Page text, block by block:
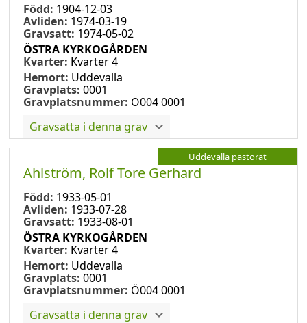
Född: 1904-12-03
Avliden: 1974-03-19
Gravsatt: 1974-05-02
ÖSTRA KYRKOGÅRDEN
Kvarter: Kvarter 4
Hemort: Uddevalla
Gravplats: 0001
Gravplatsnummer: Ö004 0001
Gravsatta i denna grav
Uddevalla pastorat
Ahlström, Rolf Tore Gerhard
Född: 1933-05-01
Avliden: 1933-07-28
Gravsatt: 1933-08-01
ÖSTRA KYRKOGÅRDEN
Kvarter: Kvarter 4
Hemort: Uddevalla
Gravplats: 0001
Gravplatsnummer: Ö004 0001
Gravsatta i denna grav